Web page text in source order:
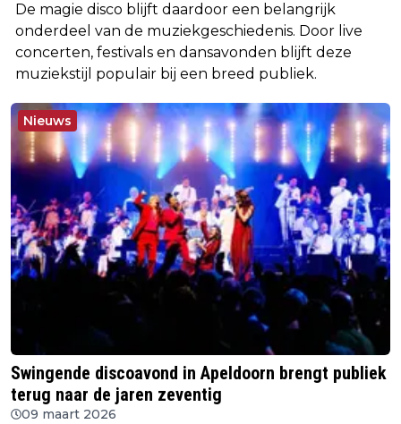
De magie disco blijft daardoor een belangrijk
onderdeel van de muziekgeschiedenis. Door live
concerten, festivals en dansavonden blijft deze
muziekstijl populair bij een breed publiek.
Nieuws
Swingende discoavond in Apeldoorn brengt publiek
terug naar de jaren zeventig
09 maart 2026